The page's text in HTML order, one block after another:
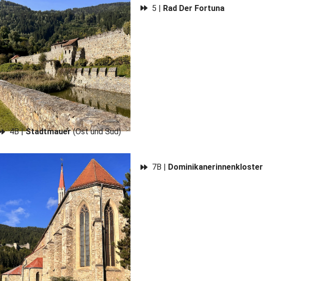
4B |Stadtmauer(Ost und Süd)
5 | Rad Der Fortuna
7B | Dominikanerinnenkloster